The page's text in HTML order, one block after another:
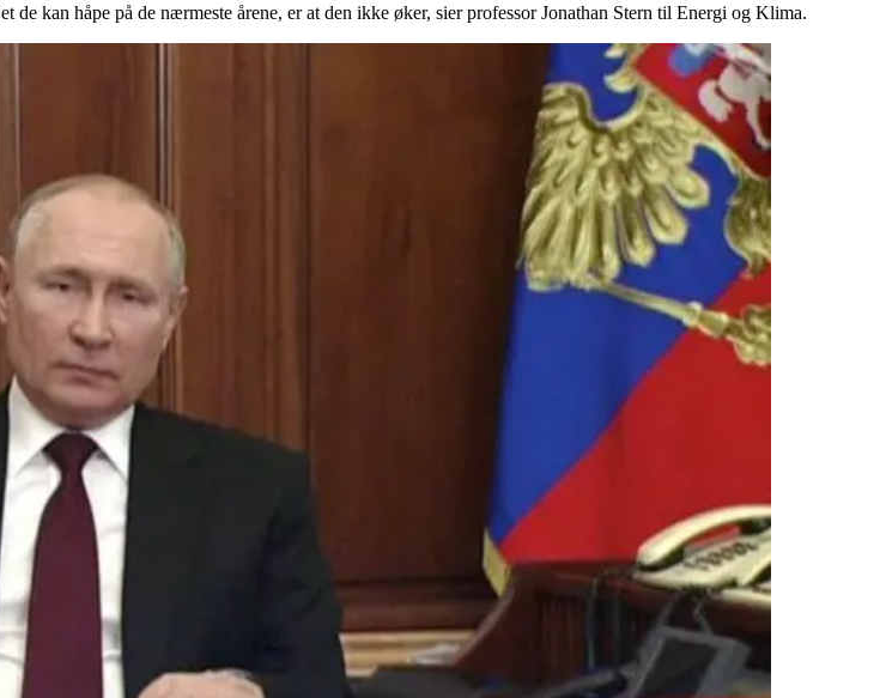
kan håpe på de nærmeste årene, er at den ikke øker, sier professor Jonathan Stern til Energi og Klima.